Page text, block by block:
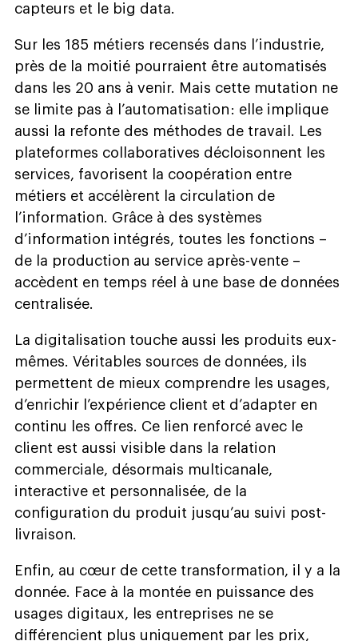
capteurs et le big data.
Sur les 185 métiers recensés dans l’industrie,
près de la moitié pourraient être automatisés
dans les 20 ans à venir. Mais cette mutation ne
se limite pas à l’automatisation : elle implique
aussi la refonte des méthodes de travail. Les
plateformes collaboratives décloisonnent les
services, favorisent la coopération entre
métiers et accélèrent la circulation de
l’information. Grâce à des systèmes
d’information intégrés, toutes les fonctions –
de la production au service après-vente –
accèdent en temps réel à une base de données
centralisée.
La digitalisation touche aussi les produits eux-
mêmes. Véritables sources de données, ils
permettent de mieux comprendre les usages,
d’enrichir l’expérience client et d’adapter en
continu les offres. Ce lien renforcé avec le
client est aussi visible dans la relation
commerciale, désormais multicanale,
interactive et personnalisée, de la
configuration du produit jusqu’au suivi post-
livraison.
Enfin, au cœur de cette transformation, il y a la
donnée. Face à la montée en puissance des
usages digitaux, les entreprises ne se
différencient plus uniquement par les prix,